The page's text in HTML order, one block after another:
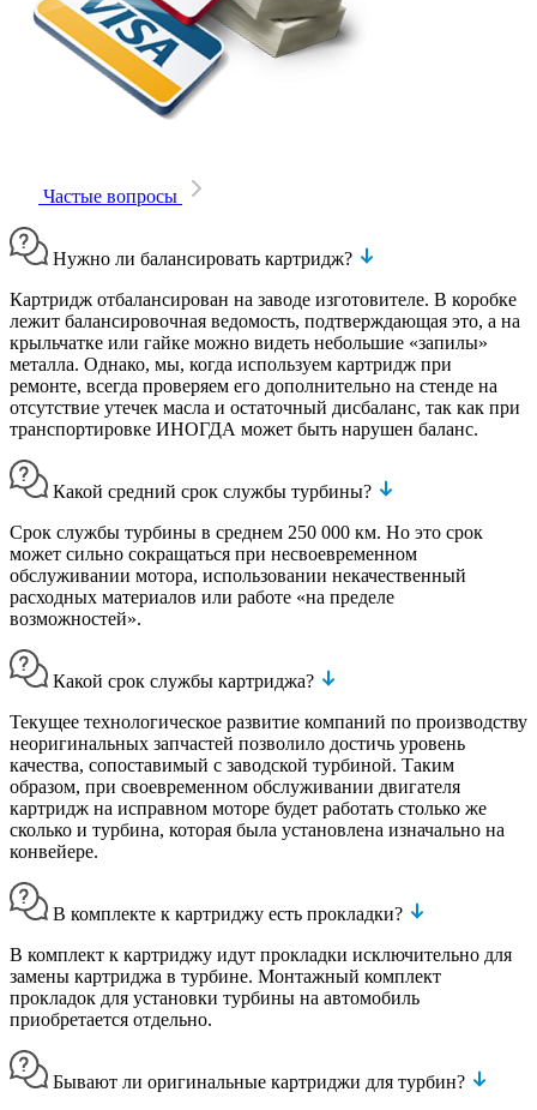
Частые вопросы
Нужно ли балансировать картридж?
Картридж отбалансирован на заводе изготовителе. В коробке
лежит балансировочная ведомость, подтверждающая это, а на
крыльчатке или гайке можно видеть небольшие «запилы»
металла. Однако, мы, когда используем картридж при
ремонте, всегда проверяем его дополнительно на стенде на
отсутствие утечек масла и остаточный дисбаланс, так как при
транспортировке ИНОГДА может быть нарушен баланс.
Какой средний срок службы турбины?
Срок службы турбины в среднем 250 000 км. Но это срок
может сильно сокращаться при несвоевременном
обслуживании мотора, использовании некачественный
расходных материалов или работе «на пределе
возможностей».
Какой срок службы картриджа?
Текущее технологическое развитие компаний по производству
неоригинальных запчастей позволило достичь уровень
качества, сопоставимый с заводской турбиной. Таким
образом, при своевременном обслуживании двигателя
картридж на исправном моторе будет работать столько же
сколько и турбина, которая была установлена изначально на
конвейере.
В комплекте к картриджу есть прокладки?
В комплект к картриджу идут прокладки исключительно для
замены картриджа в турбине. Монтажный комплект
прокладок для установки турбины на автомобиль
приобретается отдельно.
Бывают ли оригинальные картриджи для турбин?